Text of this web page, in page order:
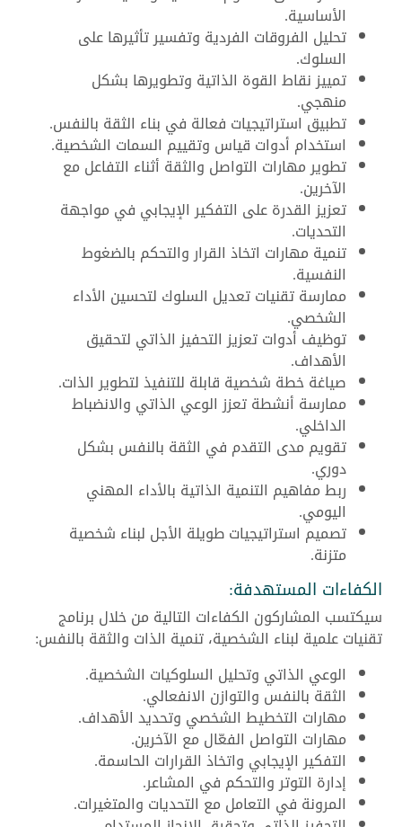
الأساسية.
تحليل الفروقات الفردية وتفسير تأثيرها على
السلوك.
تمييز نقاط القوة الذاتية وتطويرها بشكل
منهجي.
تطبيق استراتيجيات فعالة في بناء الثقة بالنفس.
استخدام أدوات قياس وتقييم السمات الشخصية.
تطوير مهارات التواصل والثقة أثناء التفاعل مع
الآخرين.
تعزيز القدرة على التفكير الإيجابي في مواجهة
التحديات.
تنمية مهارات اتخاذ القرار والتحكم بالضغوط
النفسية.
ممارسة تقنيات تعديل السلوك لتحسين الأداء
الشخصي.
توظيف أدوات تعزيز التحفيز الذاتي لتحقيق
الأهداف.
صياغة خطة شخصية قابلة للتنفيذ لتطوير الذات.
ممارسة أنشطة تعزز الوعي الذاتي والانضباط
الداخلي.
تقويم مدى التقدم في الثقة بالنفس بشكل
دوري.
ربط مفاهيم التنمية الذاتية بالأداء المهني
اليومي.
تصميم استراتيجيات طويلة الأجل لبناء شخصية
متزنة.
الكفاءات المستهدفة:
سيكتسب المشاركون الكفاءات التالية من خلال برنامج
تقنيات علمية لبناء الشخصية، تنمية الذات والثقة بالنفس:
الوعي الذاتي وتحليل السلوكيات الشخصية.
الثقة بالنفس والتوازن الانفعالي.
مهارات التخطيط الشخصي وتحديد الأهداف.
مهارات التواصل الفعّال مع الآخرين.
التفكير الإيجابي واتخاذ القرارات الحاسمة.
إدارة التوتر والتحكم في المشاعر.
المرونة في التعامل مع التحديات والمتغيرات.